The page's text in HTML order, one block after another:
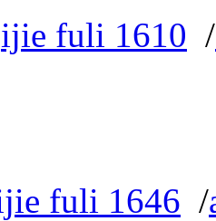
fuli 1610 /
fuli 1646 /